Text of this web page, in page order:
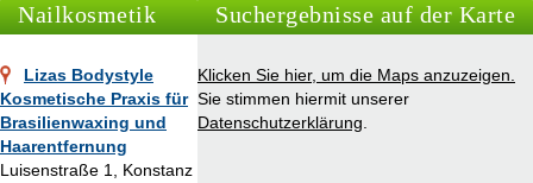
Nailkosmetik
Lizas Bodystyle
Kosmetische Praxis für
Brasilienwaxing und
Haarentfernung
Luisenstraße 1, Konstanz
Suchergebnisse auf der Karte
Klicken Sie hier, um die Maps anzuzeigen.
Sie stimmen hiermit unserer
Datenschutzerklärung